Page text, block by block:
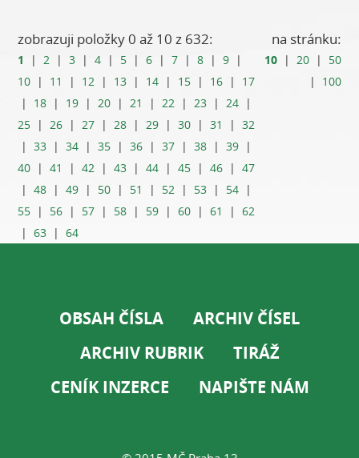
zobrazuji položky 0 až 10 z 632:
1 | 2 |3 |4 | 5 |6 |7 |8 |9 |
10 | 11 | 12 | 13 | 14 | 15 | 16 | 17
| 18 | 19 | 20 | 21 | 22 | 23 | 24 |
25 | 26 | 27 | 28 | 29 |30 |31 |32
|33 |34 |35 |36 |37 |38 |39 |
40 |41 |42 |43 |44 |45 |46 |47
|48 |49 | 50 | 51 | 52 | 53 | 54 |
55 | 56 | 57 | 58 | 59 |60 |61 |62
|63 |64
na stránku:
10| 20| 50
| 100
OBSAH ČÍSLA
ARCHIV ČÍSEL
ARCHIV RUBRIK
TIRÁŽ
CENÍK INZERCE
NAPIŠTE NÁM